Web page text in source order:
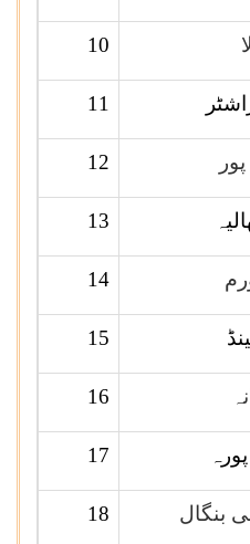
10
11
12
13
14
15
16
17
18 بنگال